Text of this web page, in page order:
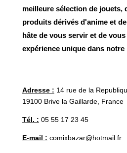
meilleure sélection de jouets,
produits dérivés d'anime et
hâte de vous servir et de
expérience unique dans notre
Adresse : 14 rue de la
19100 Brive la Gaillarde, France
Tél. : 05 55 17 23 45
E-mail : comixbazar@hotmail.fr